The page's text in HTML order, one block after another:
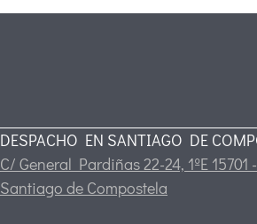
DESPACHO EN SANTIAGO DE
C/ General Pardiñas 22-24, 1ºE 15701 -
Santiago de Compostela